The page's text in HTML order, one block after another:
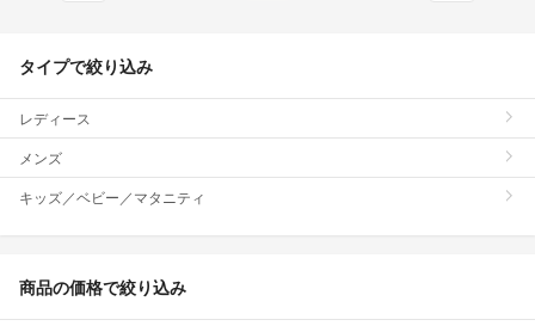
タイプで絞り込み
レディース
メンズ
キッズ／ベビー／マタニティ
商品の価格で絞り込み